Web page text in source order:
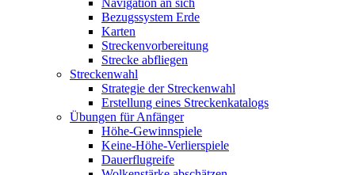
Navigation an sich
Bezugssystem Erde
Karten
Streckenvorbereitung
Strecke abfliegen
Streckenwahl
Strategie der Streckenwahl
Erstellung eines Streckenkatalogs
Übungen für Anfänger
Höhe-Gewinnspiele
Keine-Höhe-Verlierspiele
Dauerflugreife